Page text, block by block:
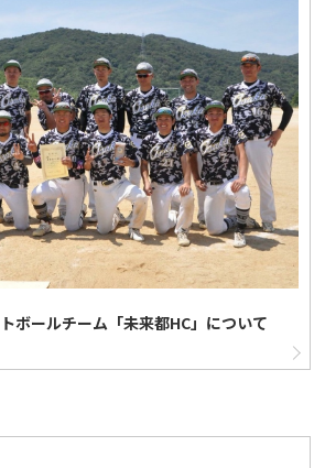
ボールチーム「未来都HC」について